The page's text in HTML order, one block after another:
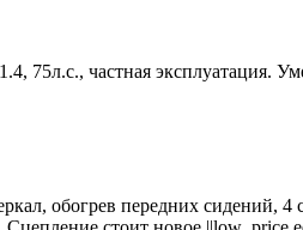
75л.с., частная эксплуатация.
обогрев передних сидений,